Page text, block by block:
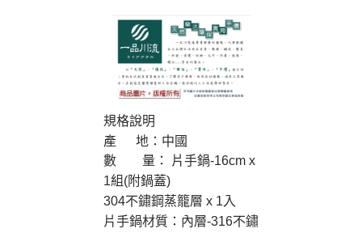
規格說明
產 地：中國
數 量： 片手鍋-16cm x
1組(附鍋蓋)
304不鏽鋼蒸籠層 x 1入
片手鍋材質：內層-316不鏽